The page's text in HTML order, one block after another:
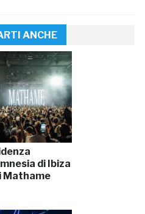
ANCHE
di Ibiza
Mathame